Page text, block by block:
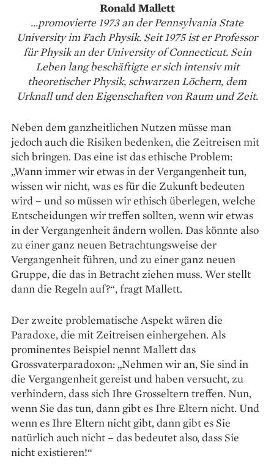
Ronald Mallett
...promovierte 1973 an der Pennsylvania State
University im Fach Physik. Seit 1975 ist er Professor
für Physik an der University of Connecticut. Sein
Leben lang beschäftigte er sich intensiv mit
theoretischer Physik, schwarzen Löchern, dem
Urknall und den Eigenschaften von Raum und Zeit.
Neben dem ganzheitlichen Nutzen müsse man
jedoch auch die Risiken bedenken, die Zeitreisen mit
sich bringen. Das eine ist das ethische Problem:
„Wann immer wir etwas in der Vergangenheit tun,
wissen wir nicht, was es für die Zukunft bedeuten
wird – und so müssen wir ethisch überlegen, welche
Entscheidungen wir treffen sollten, wenn wir etwas
in der Vergangenheit ändern wollen. Das könnte also
zu einer ganz neuen Betrachtungsweise der
Vergangenheit führen, und zu einer ganz neuen
Gruppe, die das in Betracht ziehen muss. Wer stellt
dann die Regeln auf?“, fragt Mallett.
Der zwei­te problematische Aspekt wären die
Paradoxe, die mit Zeit­reisen einhergehen. Als
prominentes Beispiel nennt Mallett das
Grossvaterparadoxon: „Nehmen wir an, Sie sind in
die Vergangenheit gereist und haben versucht, zu
verhindern, dass sich Ihre Gross­eltern treffen. Nun,
wenn Sie das tun, dann gibt es Ihre Eltern nicht. Und
wenn es Ihre Eltern nicht gibt, dann gibt es Sie
natürlich auch nicht – das bedeutet also, dass Sie
nicht existieren!“